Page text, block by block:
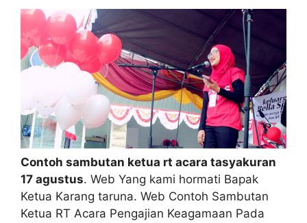
Contoh sambutan ketua rt acara tasyakuran
17 agustus. Web Yang kami hormati Bapak
Ketua Karang taruna. Web Contoh Sambutan
Ketua RT Acara Pengajian Keagamaan Pada